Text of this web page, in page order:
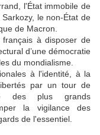
l'État immobile de
le non-État de
de Macron.
à disposer de
d’une démocratie
du mondialisme.
à l'identité, à la
par un tour de
des plus grands
la vigilance des
de l'essentiel.